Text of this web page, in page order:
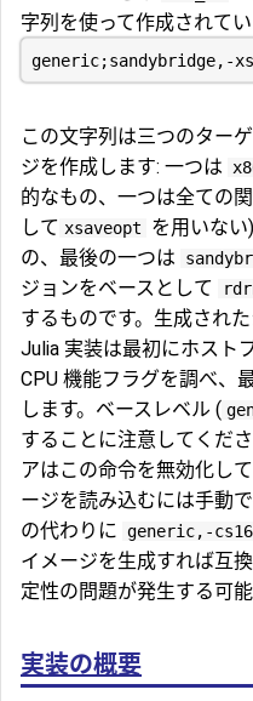
字列を使って作成されて
この文字列は三つのター
ジを作成します: 一つは
的なもの、一つは全ての
して xsaveopt を用いない)
の、最後の一つは
ジョンをベースとして
するものです。生成され
Julia 実装は最初にホスト
CPU 機能フラグを調べ、
します。ベースレベル (
することに注意してくだ
アはこの命令を無効化し
ージを読み込むには手動
の代わりに generic,-cs16
イメージを生成すれば互
定性の問題が発生する可能
実装の概要